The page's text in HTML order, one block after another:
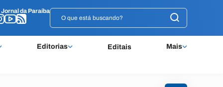
Jornal da Paraíba
Editorias Editais Mais
Jornal da Paraíba